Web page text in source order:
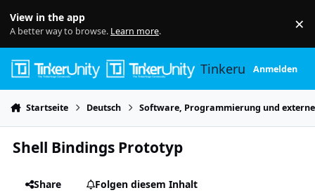
View in the app
A better way to browse. Learn more. ×
TinkerunityAnmelden
Startseite Deutsch Software, Programmierung und
Shell Bindings Prototyp
Share
Folgen diesem Inhalt